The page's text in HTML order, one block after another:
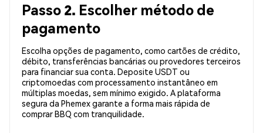
Passo 2. Escolher método de
pagamento
Escolha opções de pagamento, como cartões de crédito,
débito, transferências bancárias ou provedores terceiros
para financiar sua conta. Deposite USDT ou
criptomoedas com processamento instantâneo em
múltiplas moedas, sem mínimo exigido. A plataforma
segura da Phemex garante a forma mais rápida de
comprar BBQ com tranquilidade.